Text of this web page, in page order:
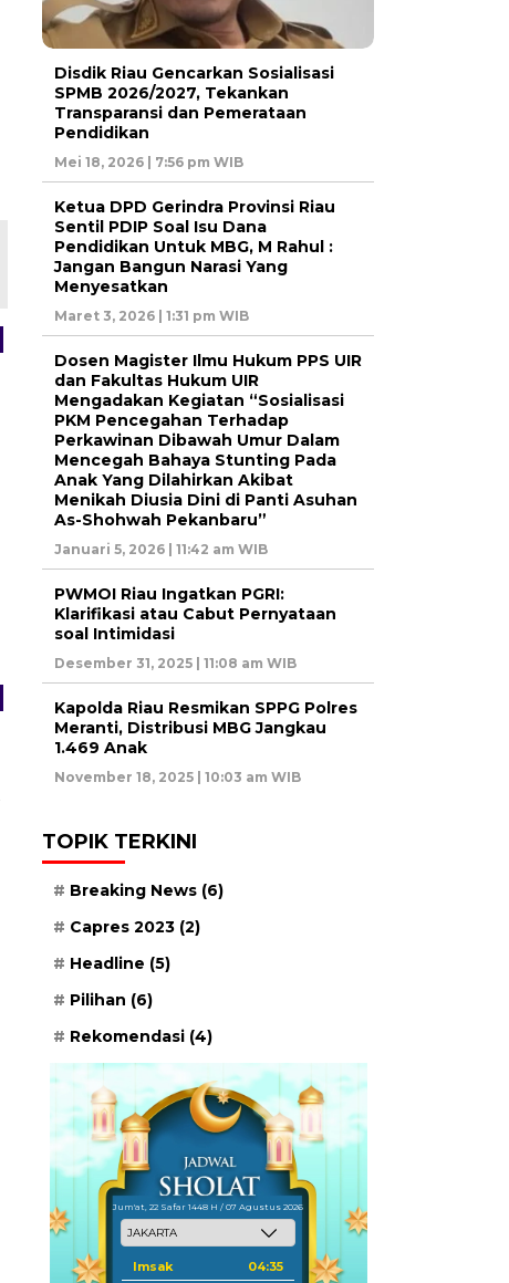
Disdik Riau Gencarkan Sosialisasi
SPMB 2026/2027, Tekankan
Transparansi dan Pemerataan
Pendidikan
Mei 18, 2026 | 7:56 pm WIB
Ketua DPD Gerindra Provinsi Riau
Sentil PDIP Soal Isu Dana
Pendidikan Untuk MBG, M Rahul :
Jangan Bangun Narasi Yang
Menyesatkan
Maret 3, 2026 | 1:31 pm WIB
Dosen Magister Ilmu Hukum PPS UIR
dan Fakultas Hukum UIR
Mengadakan Kegiatan “Sosialisasi
PKM Pencegahan Terhadap
Perkawinan Dibawah Umur Dalam
Mencegah Bahaya Stunting Pada
Anak Yang Dilahirkan Akibat
Menikah Diusia Dini di Panti Asuhan
As-Shohwah Pekanbaru”
Januari 5, 2026 | 11:42 am WIB
PWMOI Riau Ingatkan PGRI:
Klarifikasi atau Cabut Pernyataan
soal Intimidasi
Desember 31, 2025 | 11:08 am WIB
Kapolda Riau Resmikan SPPG Polres
Meranti, Distribusi MBG Jangkau
1.469 Anak
November 18, 2025 | 10:03 am WIB
TOPIK TERKINI
Breaking News (6)
Capres 2023 (2)
Headline (5)
Pilihan (6)
Rekomendasi (4)
Jum'at, 22 Safar 1448 H / 07 Agustus 2026
Imsak 04:35